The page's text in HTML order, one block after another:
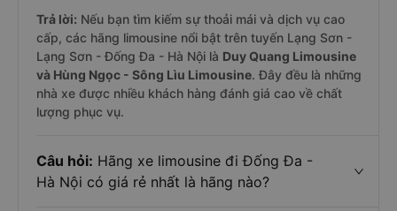
Trả lời: Nếu bạn tìm kiếm sự thoải mái và dịch vụ cao
cấp, các hãng limousine nổi bật trên tuyến Lạng Sơn -
Lạng Sơn - Đống Đa - Hà Nội là Duy Quang Limousine
và Hùng Ngọc - Sông Lìu Limousine. Đây đều là những
nhà xe được nhiều khách hàng đánh giá cao về chất
lượng phục vụ.
Câu hỏi: Hãng xe limousine đi Đống Đa -
Hà Nội có giá rẻ nhất là hãng nào?